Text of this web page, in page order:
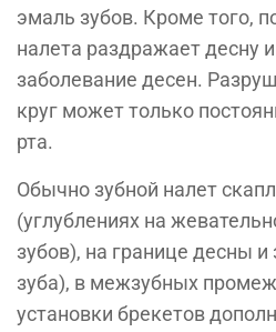
эмаль зубов. Кроме того,
налета раздражает десну
заболевание десен.
круг может только
рта.
Обычно зубной налет
(углублениях на
зубов), на границе десны
зуба), в межзубных
установки брекетов